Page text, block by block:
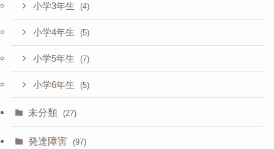
小学3年生 (4)
小学4年生 (5)
小学5年生 (7)
小学6年生 (5)
未分類 (27)
発達障害 (97)